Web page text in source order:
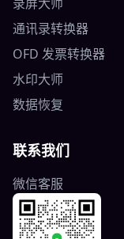
录屏大师
通讯录转换器
OFD 发票转换器
水印大师
数据恢复
联系我们
微信客服